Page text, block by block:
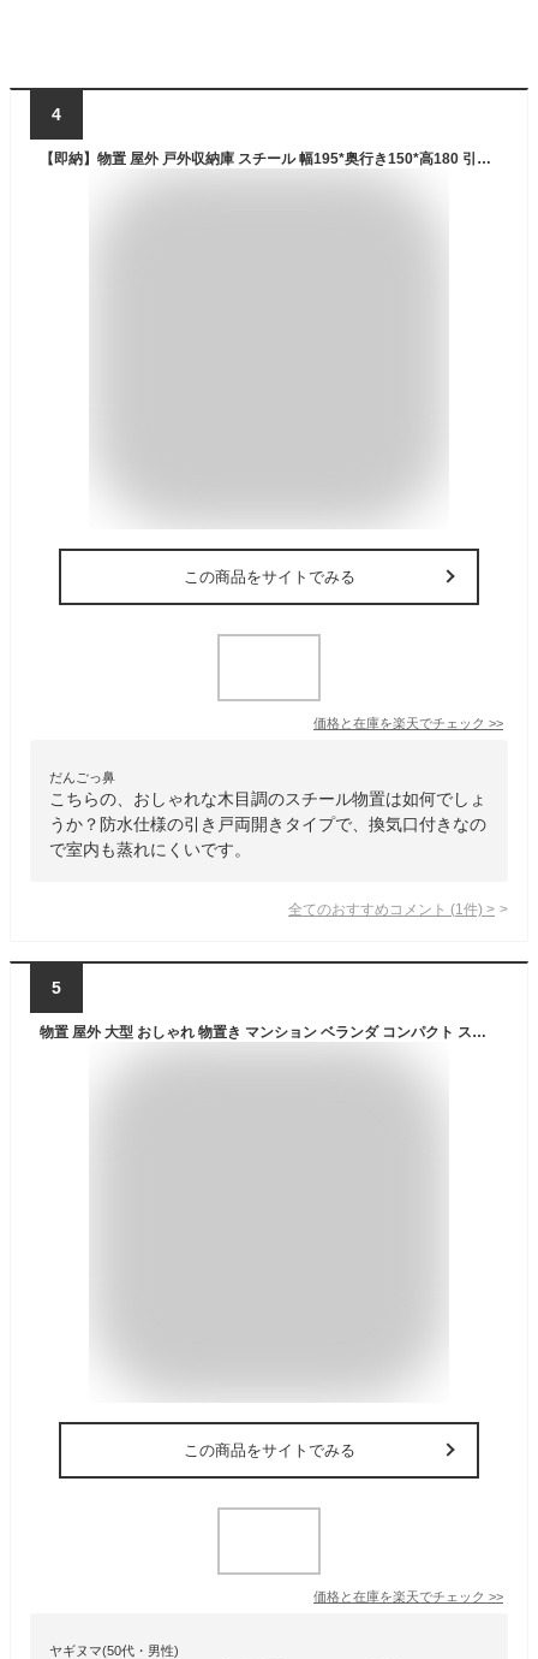
4
【即納】物置 屋外 戸外収納庫 スチール 幅195*奥行き150*高180 引き戸両開きタイプ 換気口付き 防さび ベランダ 防水 ガーデニング 庭
この商品をサイトでみる
価格と在庫を楽天でチェック >>
だんごっ鼻
こちらの、おしゃれな木目調のスチール物置は如何でしょ
うか？防水仕様の引き戸両開きタイプで、換気口付きなの
で室内も蒸れにくいです。
全てのおすすめコメント (1 件) >
5
物置 屋外 大型 おしゃれ 物置き マンション ベランダ コンパクト スチール物置 鍵付き 防水 防サビ 木目 収納 棚 倉庫 スリム 屋外物置 引き戸 ガーデニング 収納庫 ホームセンター 金属製 屋外収納庫 大型物置 LKG000034
この商品をサイトでみる
価格と在庫を楽天でチェック >>
ヤギヌマ(50代・男性)